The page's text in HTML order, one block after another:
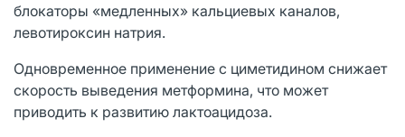
блокаторы «медленных» кальциевых каналов,
левотироксин натрия.
Одновременное применение с циметидином снижает
скорость выведения метформина, что может
приводить к развитию лактоацидоза.